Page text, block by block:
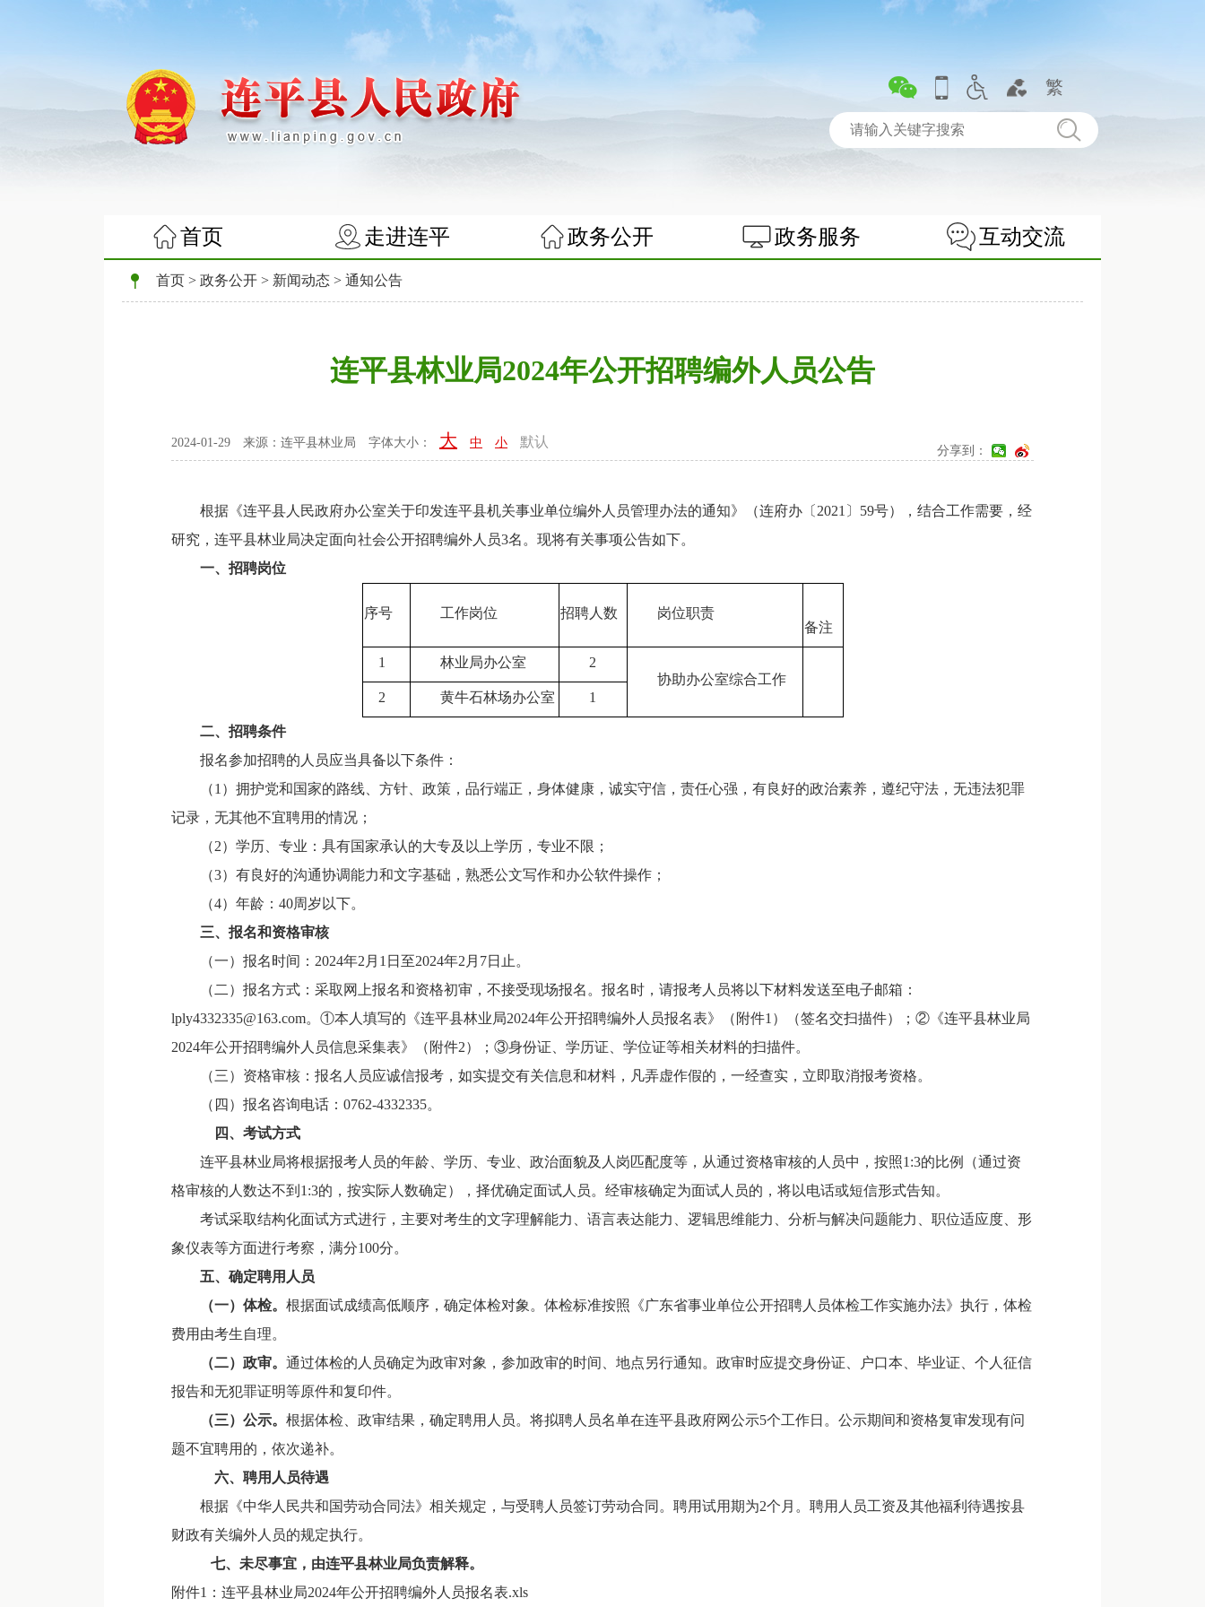
繁
首页 走进连平 政务公开 政务服务 互动交流
首页 > 政务公开 > 新闻动态 > 通知公告
连平县林业局2024年公开招聘编外人员公告
2024-01-29 来源：连平县林业局 字体大小： 大 中 小 默认
分享到：
根据《连平县人民政府办公室关于印发连平县机关事业单位编外人员管理办法的通知》（连府办〔2021〕59号），结合工作需要，经
研究，连平县林业局决定面向社会公开招聘编外人员3名。现将有关事项公告如下。
一、招聘岗位
序号 工作岗位 招聘人数
岗位职责
备注
1 林业局办公室
2
协助办公室综合工作
2
黄牛石林场办公室 1
二、招聘条件
报名参加招聘的人员应当具备以下条件：
（1）拥护党和国家的路线、方针、政策，品行端正，身体健康，诚实守信，责任心强，有良好的政治素养，遵纪守法，无违法犯罪
记录，无其他不宜聘用的情况；
（2）学历、专业：具有国家承认的大专及以上学历，专业不限；
（3）有良好的沟通协调能力和文字基础，熟悉公文写作和办公软件操作；
（4）年龄：40周岁以下。
三、报名和资格审核
（一）报名时间：2024年2月1日至2024年2月7日止。
（二）报名方式：采取网上报名和资格初审，不接受现场报名。报名时，请报考人员将以下材料发送至电子邮箱：
lply4332335@163.com。①本人填写的《连平县林业局2024年公开招聘编外人员报名表》（附件1）（签名交扫描件）；②《连平县林业局
2024年公开招聘编外人员信息采集表》（附件2）；③身份证、学历证、学位证等相关材料的扫描件。
（三）资格审核：报名人员应诚信报考，如实提交有关信息和材料，凡弄虚作假的，一经查实，立即取消报考资格。
（四）报名咨询电话：0762-4332335。
四、考试方式
连平县林业局将根据报考人员的年龄、学历、专业、政治面貌及人岗匹配度等，从通过资格审核的人员中，按照1:3的比例（通过资
格审核的人数达不到1:3的，按实际人数确定），择优确定面试人员。经审核确定为面试人员的，将以电话或短信形式告知。
考试采取结构化面试方式进行，主要对考生的文字理解能力、语言表达能力、逻辑思维能力、分析与解决问题能力、职位适应度、形
象仪表等方面进行考察，满分100分。
五、确定聘用人员
（一）体检。 根据面试成绩高低顺序，确定体检对象。体检标准按照《广东省事业单位公开招聘人员体检工作实施办法》执行，体检
费用由考生自理。
（二）政审。 通过体检的人员确定为政审对象，参加政审的时间、地点另行通知。政审时应提交身份证、户口本、毕业证、个人征信
报告和无犯罪证明等原件和复印件。
（三）公示。 根据体检、政审结果，确定聘用人员。将拟聘人员名单在连平县政府网公示5个工作日。公示期间和资格复审发现有问
题不宜聘用的，依次递补。
六、聘用人员待遇
根据《中华人民共和国劳动合同法》相关规定，与受聘人员签订劳动合同。聘用试用期为2个月。聘用人员工资及其他福利待遇按县
财政有关编外人员的规定执行。
七、未尽事宜，由连平县林业局负责解释。
附件1：连平县林业局2024年公开招聘编外人员报名表.xls